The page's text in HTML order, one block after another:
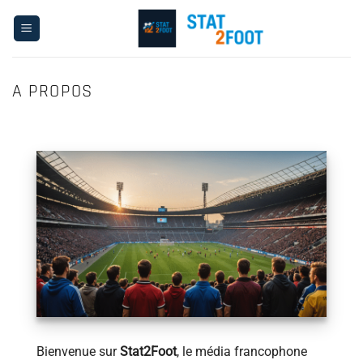
A PROPOS
Bienvenue surStat2Foot, le média francophone